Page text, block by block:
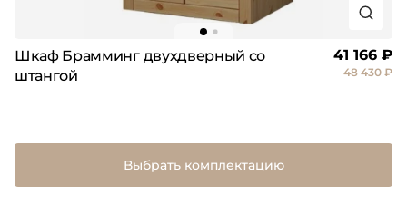
Шкаф Брамминг двухдверный со
штангой
41 166 ₽
48 430 ₽
Выбрать комплектацию